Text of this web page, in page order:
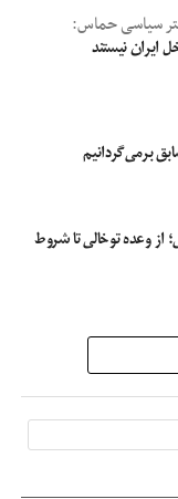
سیاسی حماس:
ایران نیستند
از وعده توخالی تا شروط